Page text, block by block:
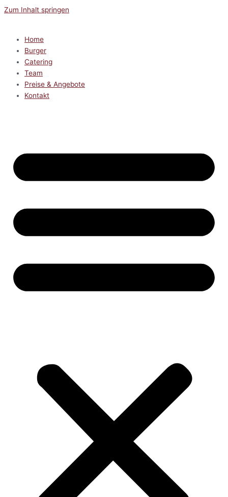
Zum Inhalt springen
Home
Burger
Catering
Team
Preise & Angebote
Kontakt